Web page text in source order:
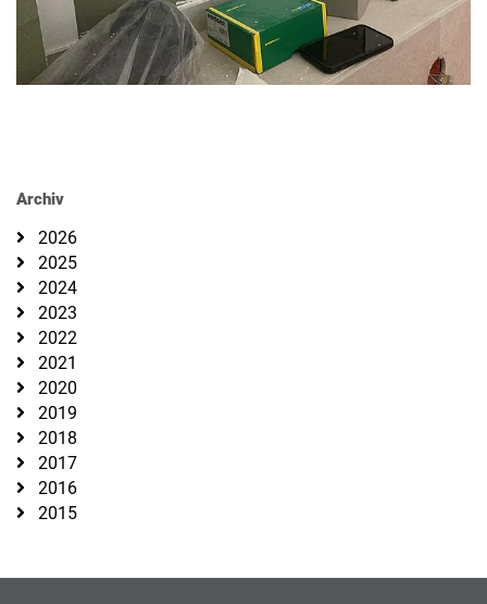
Archiv
2026
2025
2024
2023
2022
2021
2020
2019
2018
2017
2016
2015